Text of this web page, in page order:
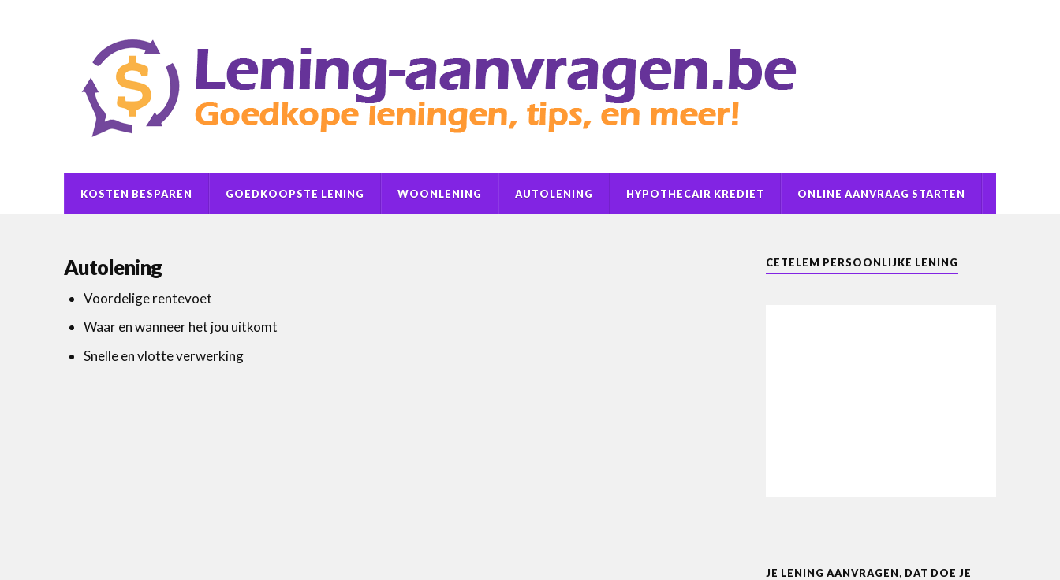
KOSTEN BESPAREN GOEDKOOPSTE LENING WOONLENING AUTOLENING HYPOTHECAIR KREDIET ONLINE AANVRAAG STARTEN
Autolening
Voordelige rentevoet
Waar en wanneer het jou uitkomt
Snelle en vlotte verwerking
CETELEM PERSOONLIJKE LENING
JE LENING AANVRAGEN, DAT DOE JE